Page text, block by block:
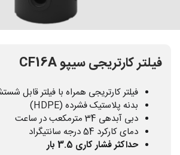
فیلتر کارتریجی سیپو CF16A
فیلتر کارتریجی همراه با فیلتر قابل
بدنه پلاستیک فشرده (HDPE)
دبی آبدهی 34 مترمکعب در ساعت
دمای کارکرد 54 درجه سانتیگراد
حداکثر فشار کاری 3.5 بار